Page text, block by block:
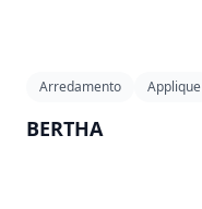
Arredamento Applique
BERTHA